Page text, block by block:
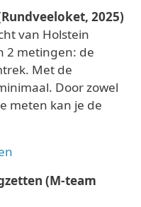
2025)
van Holstein
2 metingen: de
Met de
Door zowel
meten kan je de
(M-team